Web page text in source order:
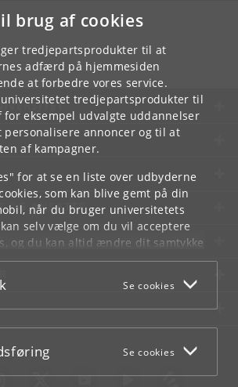
brug af cookies
tredjepartsprodukter til at
adfærd på hjemmesiden
at forbedre vores service.
tredjepartsprodukter til
for eksempel udvalgte uddannelser
annoncer og til at
af kampagner.
for at se en liste over udbyderne
som kan blive gemt på din
når du bruger universitetets
selv vælge om du vil acceptere
og du kan altid ændre dit samtykke
privatlivspolitiksom du finder i
afslå Se cookies
afslå Se cookies
OG ANSATTE